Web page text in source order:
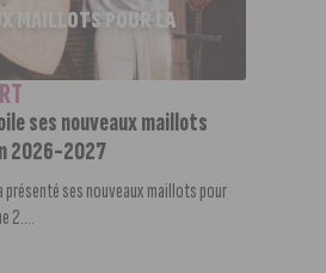
MAILLOTS POUR LA
ses nouveaux maillots
2026-2027
présenté ses nouveaux maillots pour
2....